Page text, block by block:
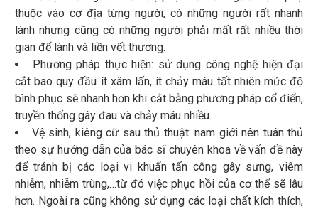
thuộc vào cơ địa từng người, có những người rất nhanh
lành nhưng cũng có những người phải mất rất nhiều thời
gian để lành và liền vết thương.
Phương pháp thực hiện: sử dụng công nghệ hiện đại
cắt bao quy đầu ít xâm lấn, ít chảy máu tất nhiên mức độ
bình phục sẽ nhanh hơn khi cắt bằng phương pháp cổ điển,
truyền thống gây đau và chảy máu nhiều.
Vệ sinh, kiêng cữ sau thủ thuật: nam giới nên tuân thủ
theo sự hướng dẫn của bác sĩ chuyên khoa về vấn đề này
để tránh bị các loại vi khuẩn tấn công gây sưng, viêm
nhiễm, nhiễm trùng,…từ đó việc phục hồi của cơ thể sẽ lâu
hơn. Ngoài ra cũng không sử dụng các loại chất kích thích,